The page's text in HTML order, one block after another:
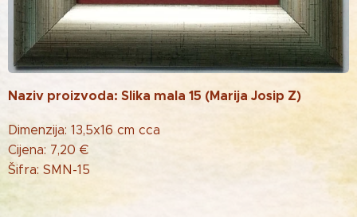
Naziv proizvoda: Slika mala 15 (Marija Josip Z)
Dimenzija: 13,5x16 cm cca
Cijena: 7,20 €
Šifra: SMN-15